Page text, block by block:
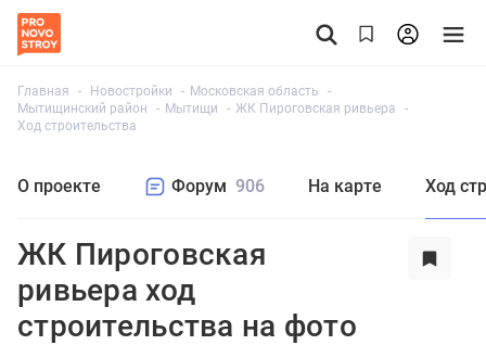
Главная Новостройки
Московская область
Мытищинский район
Мытищи
ЖК Пироговская ривьера
Ход строительства
О проекте Форум 906 На карте Ход
ЖК Пироговская
ривьера ход
строительства на фото